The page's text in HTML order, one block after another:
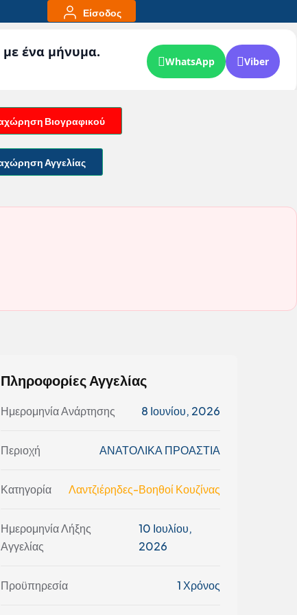
Είσοδος
με ένα μήνυμα.
WhatsApp Viber
Βιογραφικού
Αγγελίας
Πληροφορίες Αγγελίας
Ημερομηνία Ανάρτησης 8 Ιουνίου, 2026
Περιοχή ΑΝΑΤΟΛΙΚΑ ΠΡΟΑΣΤΙΑ
Κατηγορία Λαντζιέρηδες-Βοηθοί Κουζίνας
Ημερομηνία Λήξης
Αγγελίας
10 Ιουλίου,
2026
Προϋπηρεσία 1 Χρόνος